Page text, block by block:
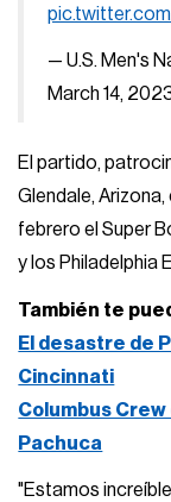
— U.S. Men's
March 14,
El partido,
Glendale,
febrero el Super
y los Philadelphia
También te
El desastre de
Cincinnati
Columbus
Pachuca
"Estamos